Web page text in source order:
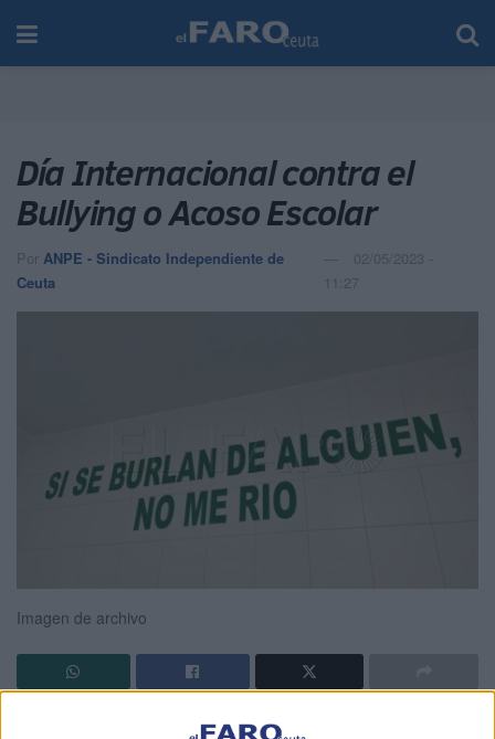
Día Internacional contra el
Bullying o Acoso Escolar
Por ANPE - Sindicato Independiente de
Ceuta
02/05/2023 -
11:27
Imagen de archivo
ANPE se une este 2 de mayo a la celebración del Día